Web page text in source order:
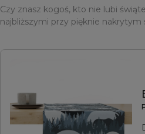
Czy znasz kogoś, kto nie lubi
najbliższymi przy pięknie